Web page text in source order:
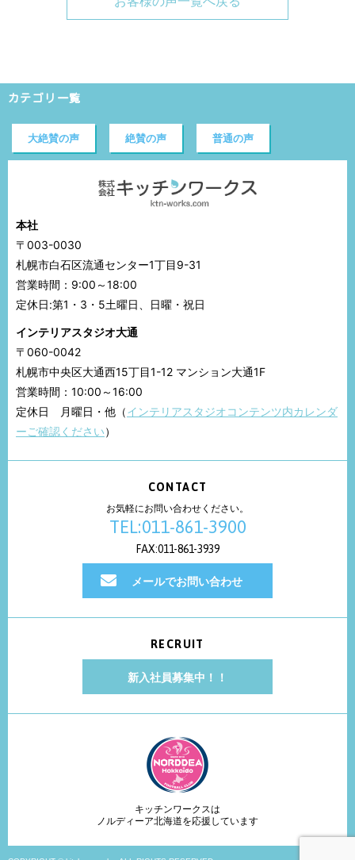
カテゴリ一覧
大絶賛の声 絶賛の声 普通の声
本社
〒003-0030
札幌市白石区流通センター1丁目9-31
営業時間：9:00～18:00
定休日:第1・3・5土曜日、日曜・祝日
インテリアスタジオ大通
〒060-0042
札幌市中央区大通西15丁目1-12 マンション大通1F
営業時間：10:00～16:00
定休日 月曜日・他（インテリアスタジオコンテンツ内カレンダ
ーご確認ください）
CONTACT
お気軽にお問い合わせください。
TEL:011-861-3900
FAX:011-861-3939
メールでお問い合わせ
RECRUIT
新入社員募集中！！
キッチンワークスは
ノルディーア北海道を応援しています